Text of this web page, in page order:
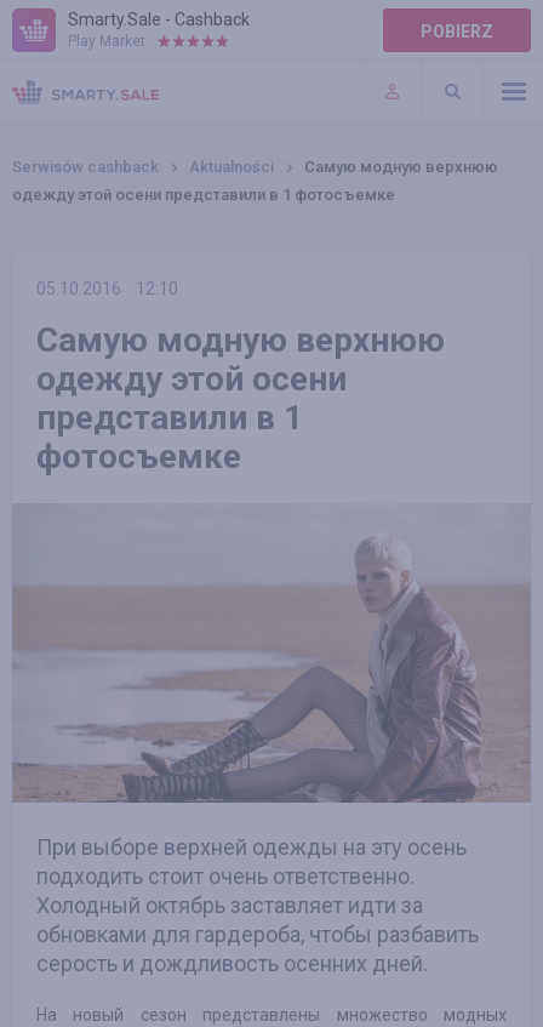
Smarty.Sale - Cashback
Play Market: POBIERZ
POMOC
WARUNKI
Serwisów cashback Aktualności
Самую модную верхнюю
одежду этой осени представили в 1 фотосъемке
05.10.2016 12:10
Самую модную верхнюю
одежду этой осени
представили в 1
фотосъемке
При выборе верхней одежды на эту осень
подходить стоит очень ответственно.
Холодный октябрь заставляет идти за
обновками для гардероба, чтобы разбавить
серость и дождливость осенних дней.
На новый сезон представлены множество модных